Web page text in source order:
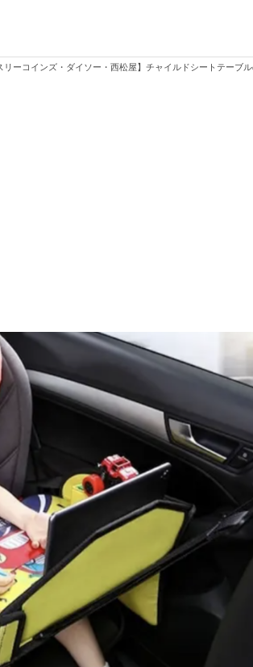
リーコインズ・ダイソー・西松屋】チャイルドシートテー